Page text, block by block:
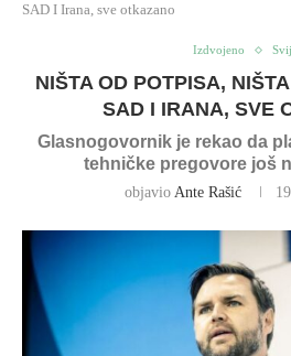
SAD I Irana, sve otkazano
Izdvojeno
NIŠTA OD POTPISA,
SAD I IRANA, SVE
Glasnogovornik je rekao da
tehničke pregovore još
objavio Ante Rašić